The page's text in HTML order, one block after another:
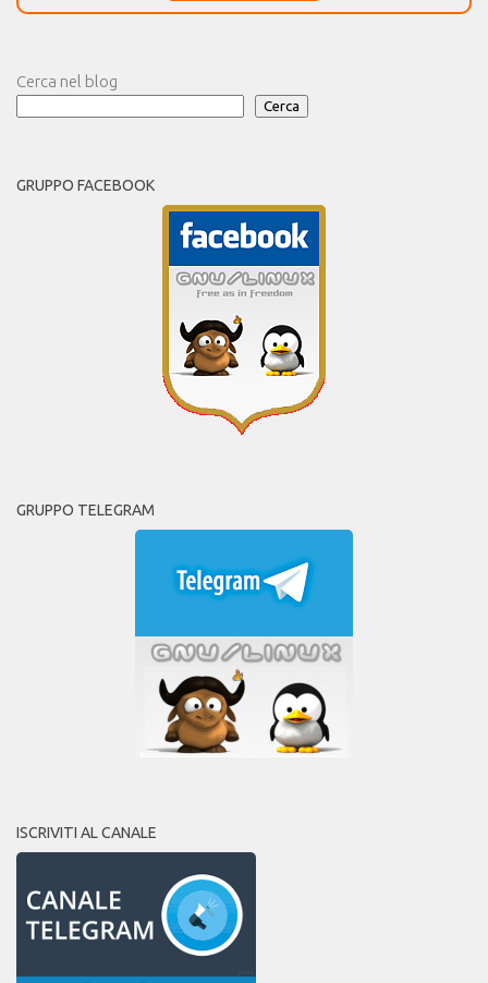
Cerca nel blog
Cerca
GRUPPO FACEBOOK
GRUPPO TELEGRAM
ISCRIVITI AL CANALE